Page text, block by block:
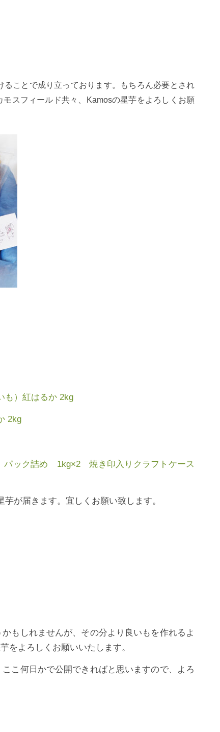
ことで成り立っております。
もちろん必要とされ
スフィールド共々、Kamosの星芋をよろしくお願
）紅はるか 2kg
2kg
ック詰め 1kg×2 焼き印入りクラフトケース
が届きます。宜しくお願い致します。
もしれませんが、その分より良いもを作れるよ
をよろしくお願いいたします。
こ何日かで公開できればと思いますので、よろ